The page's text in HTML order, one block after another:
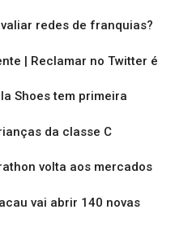
redes de franquias?
| Reclamar no Twitter é
Shoes tem primeira
da classe C
volta aos mercados
vai abrir 140 novas